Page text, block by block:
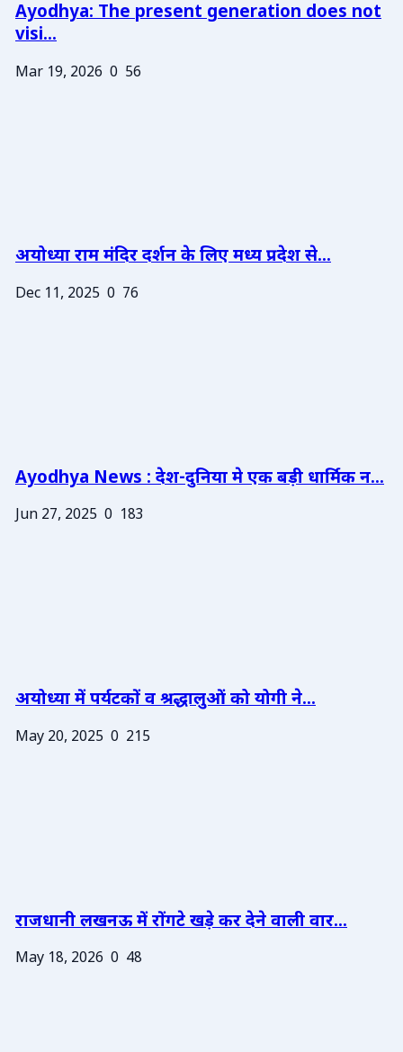
Ayodhya: The present generation does not
visi...
Mar 19, 2026 0 56
अयोध्या राम मंदिर दर्शन के लिए मध्य प्रदेश से...
Dec 11, 2025 0 76
Ayodhya News : देश-दुनिया मे एक बड़ी धार्मिक न...
Jun 27, 2025 0 183
अयोध्या में पर्यटकों व श्रद्धालुओं को योगी ने...
May 20, 2025 0 215
राजधानी लखनऊ में रोंगटे खड़े कर देने वाली वार...
May 18, 2026 0 48